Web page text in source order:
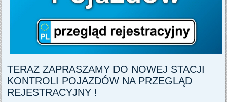
TERAZ ZAPRASZAMY DO NOWEJ STACJI
KONTROLI POJAZDÓW NA PRZEGLĄD
REJESTRACYJNY !